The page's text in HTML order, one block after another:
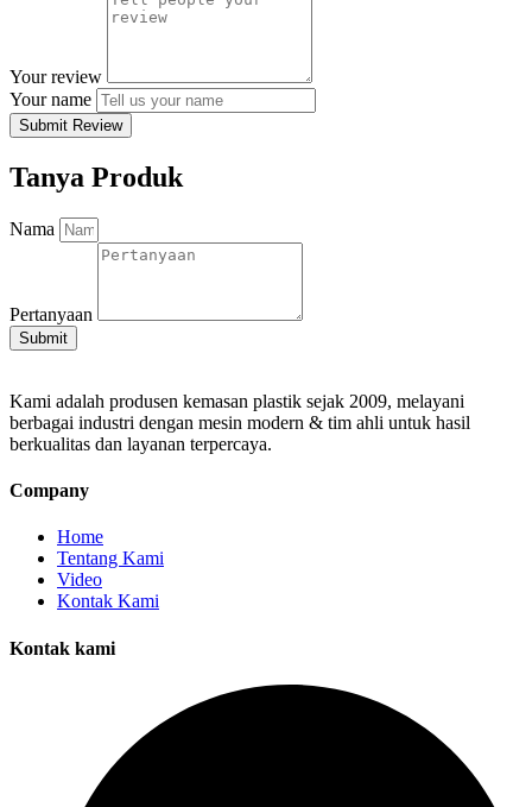
Your review
Your name
Submit Review
Tanya Produk
Nama
Pertanyaan
Submit
Kami adalah produsen kemasan plastik sejak 2009, melayani
berbagai industri dengan mesin modern & tim ahli untuk hasil
berkualitas dan layanan terpercaya.
Company
Home
Tentang Kami
Video
Kontak Kami
Kontak kami